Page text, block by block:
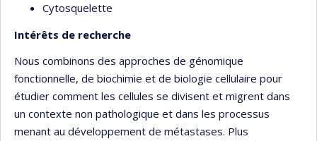
Cytosquelette
Intérêts de recherche
Nous combinons des approches de génomique
fonctionnelle, de biochimie et de biologie cellulaire pour
étudier comment les cellules se divisent et migrent dans
un contexte non pathologique et dans les processus
menant au développement de métastases. Plus